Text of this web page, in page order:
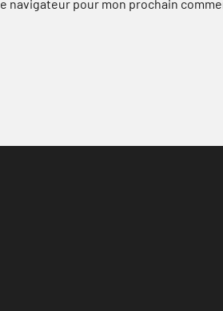
navigateur pour mon prochain